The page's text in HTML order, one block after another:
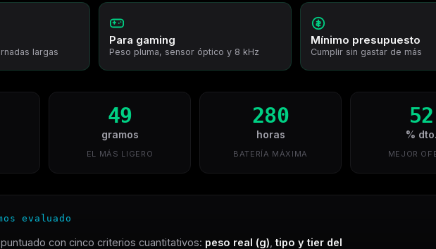
largas
Para gaming
Peso pluma, sensor óptico y 8 kHz
Mínimo presupuesto
Cumplir sin gastar de más
49
gramos
EL MÁS LIGERO
280
horas
BATERÍA MÁXIMA
52
% dto.
MEJOR
evaluado
con cinco criterios cuantitativos: peso real (g) ,tipo y tier del